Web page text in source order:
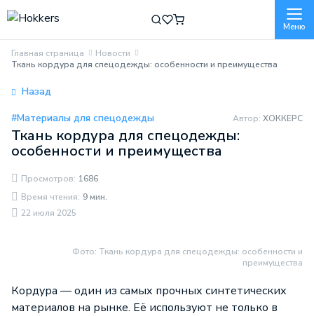
Меню
Главная страница
Новости
Ткань кордура для спецодежды: особенности и преимущества
Назад
#Материалы для спецодежды
Автор: ХОККЕРС
Ткань кордура для спецодежды:
особенности и преимущества
Просмотров: 1686
Время чтения: 9 мин.
22 июля 2025
Фото: Ткань кордура для спецодежды: особенности и
преимущества
Кордура — один из самых прочных синтетических
материалов на рынке. Её используют не только в